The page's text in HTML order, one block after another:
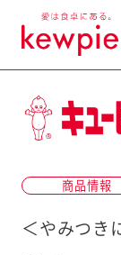
商品情報
＜やみつき